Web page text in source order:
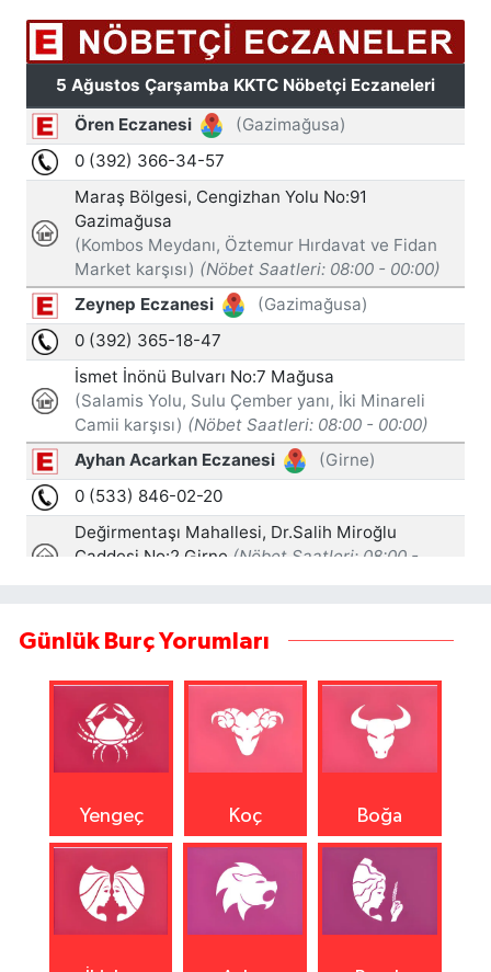
Günlük Burç Yorumları
Yengeç Koç Boğa